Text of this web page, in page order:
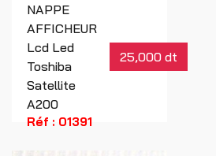
NAPPE
AFFICHEUR
Lcd Led
Toshiba
Satellite
A200
25,000 dt
Réf : 01391